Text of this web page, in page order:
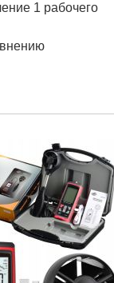
1 рабочего
-10 - 45 °C
0.1 - 30 м/с
220x150x40 мм